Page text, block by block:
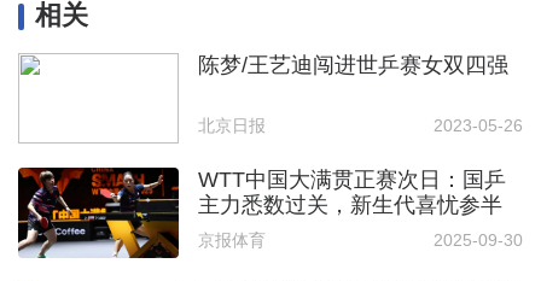
相关
陈梦/王艺迪闯进世乒赛女双四强
北京日报 2023-05-26
WTT中国大满贯正赛次日：国乒
主力悉数过关，新生代喜忧参半
京报体育 2025-09-30